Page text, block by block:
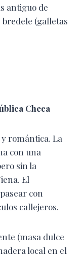
antiguo de
(galletas
Checa
romántica. La
con una
sin la
El
con
callejeros.
(masa dulce
local en el